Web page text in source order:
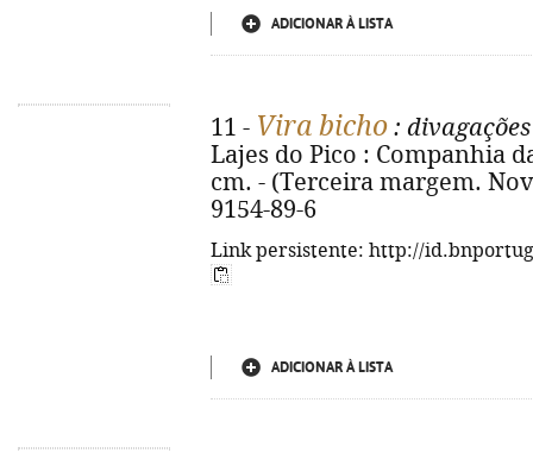
ADICIONAR À LISTA
11 - Vira bicho : divagações
Lajes do Pico : Companhia
cm. - (Terceira margem.
9154-89-6
Link persistente: http://
ADICIONAR À LISTA